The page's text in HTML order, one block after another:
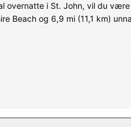
overnatte i St. John, vil du
Beach og 6,9 mi (11,1 km)
holde deg oppdatert med wi-fi